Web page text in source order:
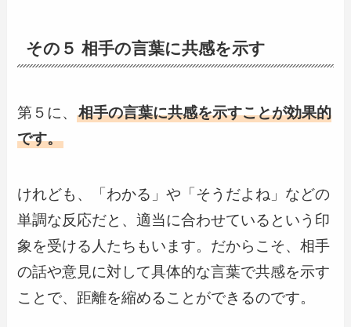
その５ 相手の言葉に共感を示す
第５に、相手の言葉に共感を示すことが効果的
です。
けれども、「わかる」や「そうだよね」などの
単調な反応だと、適当に合わせているという印
象を受ける人たちもいます。だからこそ、相手
の話や意見に対して具体的な言葉で共感を示す
ことで、距離を縮めることができるのです。